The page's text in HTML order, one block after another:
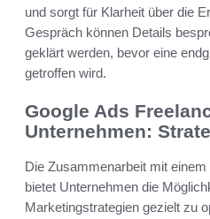
und sorgt für Klarheit über die
Gespräch können Details
geklärt werden, bevor eine
getroffen wird.
Google Ads
Unternehmen:
Die Zusammenarbeit mit
bietet Unternehmen die
Marketingstrategien gezielt zu